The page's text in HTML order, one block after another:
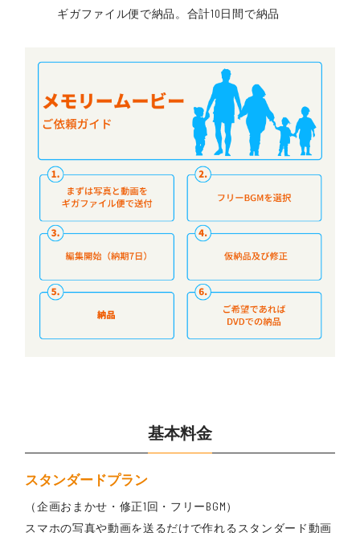
ギガファイル便で納品。合計10日間で納品
基本料金
スタンダードプラン
（企画おまかせ・修正1回・フリーBGM）
スマホの写真や動画を送るだけで作れるスタンダード動画